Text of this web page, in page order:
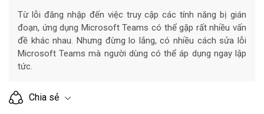
Từ lỗi đăng nhập đến việc truy cập các tính năng bị gián
đoạn, ứng dụng Microsoft Teams có thể gặp rất nhiều vấn
đề khác nhau. Nhưng đừng lo lắng, có nhiều cách sửa lỗi
Microsoft Teams mà người dùng có thể áp dụng ngay lập
tức.
Chia sẻ